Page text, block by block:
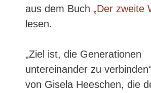
aus dem Buch „Der zweite
lesen.
„Ziel ist, die Generationen
untereinander zu
von Gisela Heeschen, die